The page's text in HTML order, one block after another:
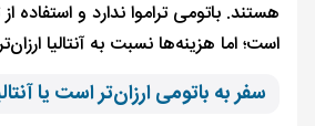
هستند. باتومی تراموا ندارد و استفاده
است؛ اما هزینه‌ها نسبت به آنتالیا
سفر به باتومی ارزان‌تر است یا